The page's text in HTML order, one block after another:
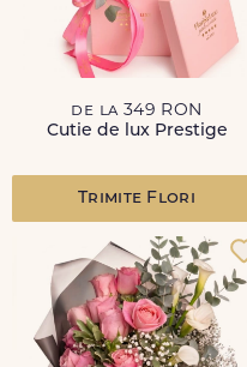
de la 349 RON
Cutie de lux Prestige
Trimite Flori